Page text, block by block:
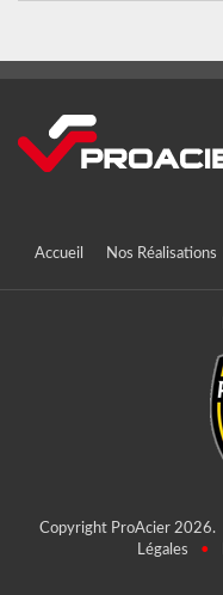
Accueil Nos Réalisations
Copyright ProAcier 2026.
Légales
•